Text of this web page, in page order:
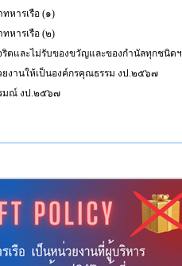
หารเรือ (๑)
หารเรือ (๒)
ริตและไม่รับของขวัญและของกำนัลทุกชนิดฯ
ยงานให้เป็นองค์กรคุณธรรม งป.๒๕๖๗
รมณ์ งป.๒๕๖๗